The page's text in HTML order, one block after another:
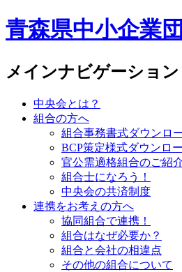
青森県中小企業
メインナビゲーション
中央会とは？
組合の方へ
組合事務書式ダウンロ
BCP策定様式ダウンロ
官公需適格組合のご紹
組合士になろう！
中央会の共済制度
連携をお考えの方へ
協同組合で連携！
組合はなぜ必要か？
組合と会社の相違点
その他の組合について